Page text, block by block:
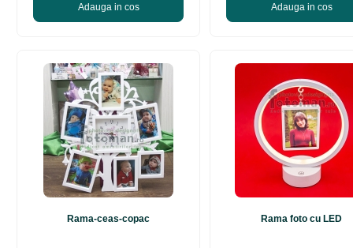
Adauga in cos Adauga in cos
Rama-ceas-copac Rama foto cu LED